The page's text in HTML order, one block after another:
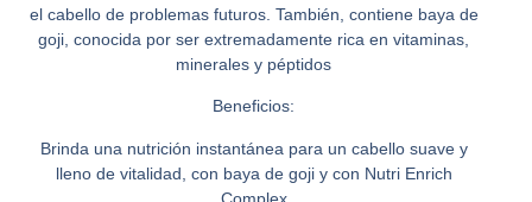
el cabello de problemas futuros. También, contiene baya de
goji, conocida por ser extremadamente rica en vitaminas,
minerales y péptidos
Beneficios:
Brinda una nutrición instantánea para un cabello suave y
lleno de vitalidad, con baya de goji y con Nutri Enrich
Complex